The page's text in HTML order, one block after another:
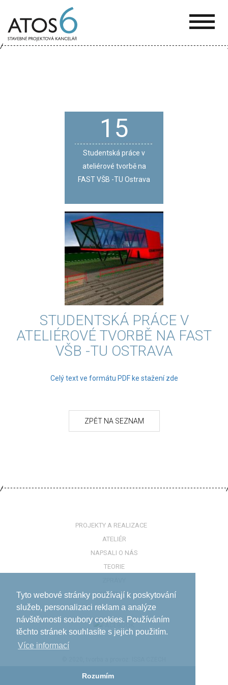
Tyto webové stránky používají k poskytování
služeb, personalizaci reklam a analýze
návštěvnosti soubory cookies. Používáním
těchto stránek souhlasíte s jejich použitím.
Více informací­
Rozumím
6
15
Studentská práce v
ateliérové tvorbě na
FAST VŠB -TU Ostrava
STUDENTSKÁ PRÁCE V
ATELIÉROVÉ TVORBĚ NA FAST
VŠB -TU OSTRAVA
Celý text ve formátu PDF ke stažení zde
PROJEKTY A REALIZACE
ATELIÉR
NAPSALI O NÁS
TEORIE
KONTAKTY